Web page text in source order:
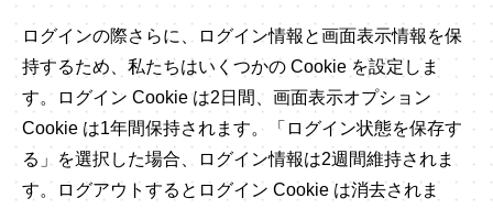
ログインの際さらに、ログイン情報と画面表示情報を保
持するため、私たちはいくつかの Cookie を設定しま
す。ログイン Cookie は2日間、画面表示オプション
Cookie は1年間保持されます。「ログイン状態を保存す
る」を選択した場合、ログイン情報は2週間維持されま
す。ログアウトするとログイン Cookie は消去されま